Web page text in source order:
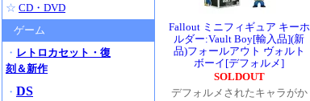
Fallout ミニフィギュア キーホ
ルダー:Vault Boy[輸入品](新
品)フォールアウト ヴォルト
ボーイ[デフォルメ]
SOLDOUT
デフォルメされたキャラがか
☆ CD・DVD
ゲーム
・ レトロカセット・復
刻＆新作
・ DS